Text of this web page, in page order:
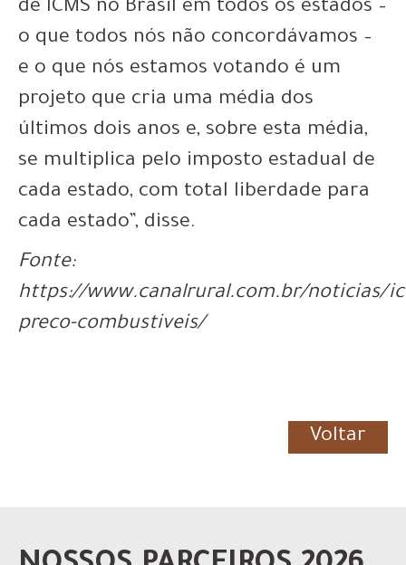
de ICMS no Brasil em todos os estados –
o que todos nós não concordávamos –
e o que nós estamos votando é um
projeto que cria uma média dos
últimos dois anos e, sobre esta média,
se multiplica pelo imposto estadual de
cada estado, com total liberdade para
cada estado”, disse.
Fonte:
https://www.canalrural.com.br/noticias/
preco-combustiveis/
Voltar